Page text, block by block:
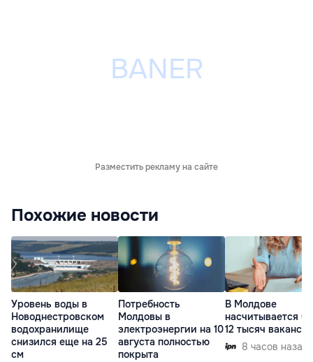
Разместить рекламу на сайте
Похожие новости
Уровень воды в
Новоднестровском
водохранилище
снизился еще на 25
см
Потребность
Молдовы в
электроэнергии на 10
августа полностью
покрыта
В Молдове
насчитывается
12 тысяч
8 часов назад